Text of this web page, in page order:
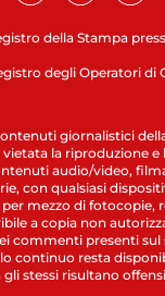
della Stampa
degli Operatori di
giornalistici
la riproduzione e
audio/video,
con qualsiasi
mezzo di fotocopie,
a copia non
commenti presenti
continuo resta
stessi risultano